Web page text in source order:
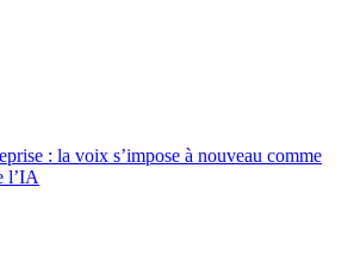
: la voix s’impose à nouveau comme
l’IA